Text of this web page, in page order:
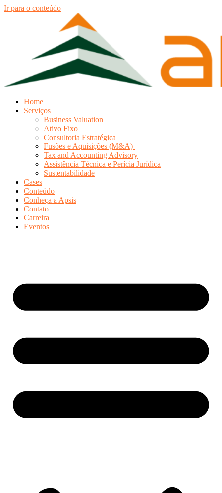
Ir para o conteúdo
Home
Serviços
Business Valuation
Ativo Fixo
Consultoria Estratégica
Fusões e Aquisições (M&A)
Tax and Accounting Advisory
Assistência Técnica e Perícia Jurídica
Sustentabilidade
Cases
Conteúdo
Conheça a Apsis
Contato
Carreira
Eventos